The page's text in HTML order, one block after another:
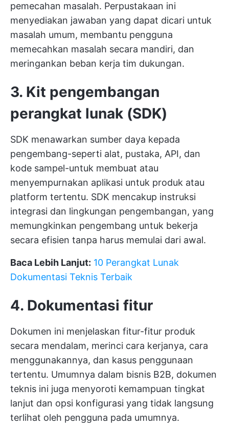
pemecahan masalah. Perpustakaan ini
menyediakan jawaban yang dapat dicari untuk
masalah umum, membantu pengguna
memecahkan masalah secara mandiri, dan
meringankan beban kerja tim dukungan.
3. Kit pengembangan
perangkat lunak (SDK)
SDK menawarkan sumber daya kepada
pengembang-seperti alat, pustaka, API, dan
kode sampel-untuk membuat atau
menyempurnakan aplikasi untuk produk atau
platform tertentu. SDK mencakup instruksi
integrasi dan lingkungan pengembangan, yang
memungkinkan pengembang untuk bekerja
secara efisien tanpa harus memulai dari awal.
Baca Lebih Lanjut: 10 Perangkat Lunak
Dokumentasi Teknis Terbaik
4. Dokumentasi fitur
Dokumen ini menjelaskan fitur-fitur produk
secara mendalam, merinci cara kerjanya, cara
menggunakannya, dan kasus penggunaan
tertentu. Umumnya dalam bisnis B2B, dokumen
teknis ini juga menyoroti kemampuan tingkat
lanjut dan opsi konfigurasi yang tidak langsung
terlihat oleh pengguna pada umumnya.